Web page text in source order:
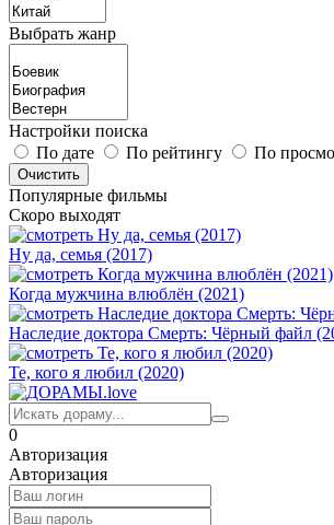
Выбрать жанр
Настройки поиска
По дате
По рейтингу По
Популярные фильмы
Скоро выходят
Ну да, семья (2017)
Когда мужчина влюблён (2021)
Наследие доктора Смерть: Чёрный файл
Те, кого я любил (2020)
0
Авторизация
Авторизация